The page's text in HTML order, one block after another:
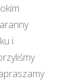
i